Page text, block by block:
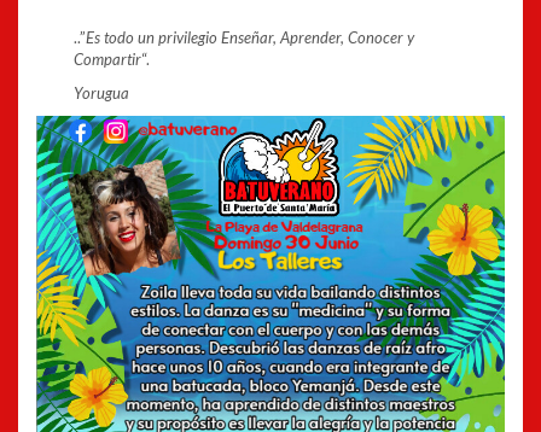
..”Es todo un privilegio Enseñar, Aprender, Conocer y
Compartir“.
Yorugua